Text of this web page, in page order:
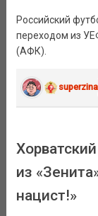
Российский
переходом из
(АФК).
superzina
из
нацист!»